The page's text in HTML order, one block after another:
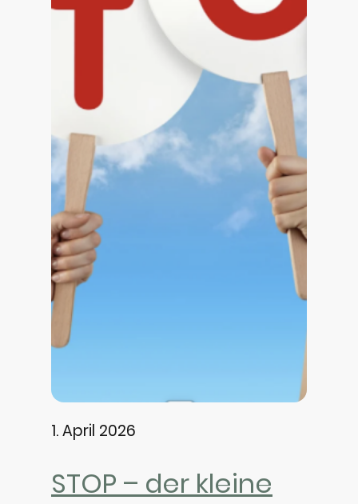
1. April 2026
STOP – der kleine